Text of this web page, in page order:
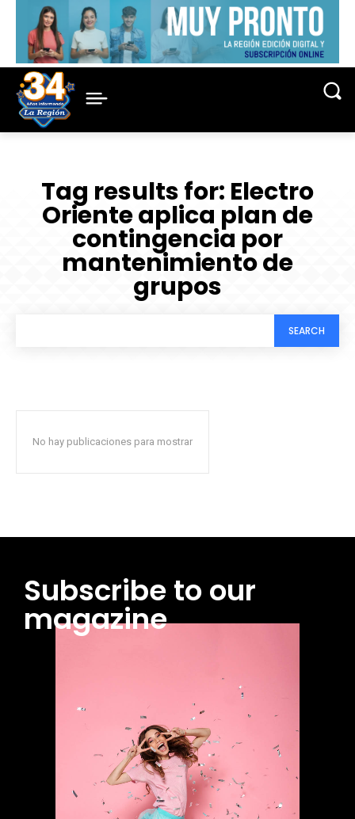
Tag results for: Electro
Oriente aplica plan de
contingencia por
mantenimiento de
grupos
SEARCH
No hay publicaciones para mostrar
Subscribe to our
magazine